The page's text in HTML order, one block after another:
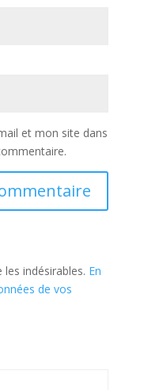
et mon site dans
indésirables. En
de vos